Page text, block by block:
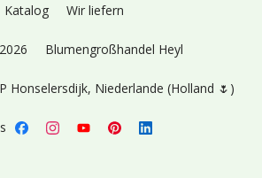
Katalog Wir liefern
Blumengroßhandel Heyl
Honselersdijk, Niederlande (Holland 🌷)